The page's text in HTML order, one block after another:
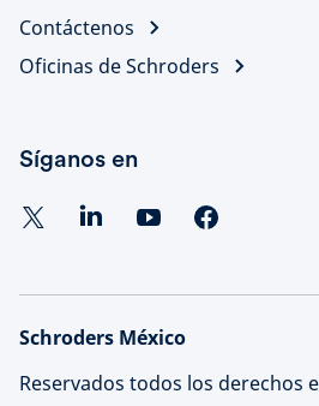
Contáctenos
Oficinas de Schroders
Síganos en
Schroders México
Reservados todos los derechos